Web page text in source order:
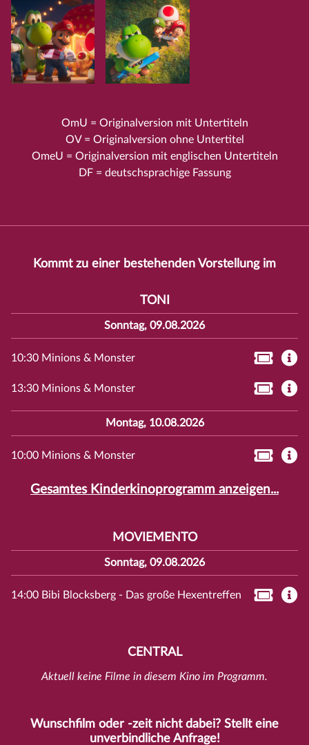
OmU = Originalversion mit Untertiteln
OV = Originalversion ohne Untertitel
OmeU = Originalversion mit englischen Untertiteln
DF = deutschsprachige Fassung
Kommt zu einer bestehenden Vorstellung im
TONI
Sonntag, 09.08.2026
10:30 Minions & Monster
13:30 Minions & Monster
Montag, 10.08.2026
10:00 Minions & Monster
Gesamtes Kinderkinoprogramm anzeigen...
MOVIEMENTO
Sonntag, 09.08.2026
14:00 Bibi Blocksberg - Das große Hexentreffen
CENTRAL
Aktuell keine Filme in diesem Kino im Programm.
Wunschfilm oder -zeit nicht dabei? Stellt eine
unverbindliche Anfrage!